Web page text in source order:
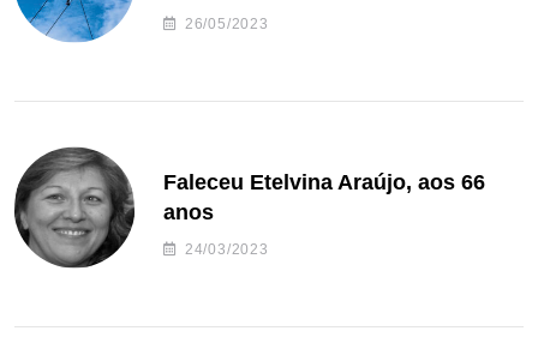
26/05/2023
Faleceu Etelvina Araújo, aos 66
anos
24/03/2023